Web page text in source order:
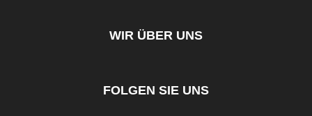
WIR ÜBER UNS
FOLGEN SIE UNS